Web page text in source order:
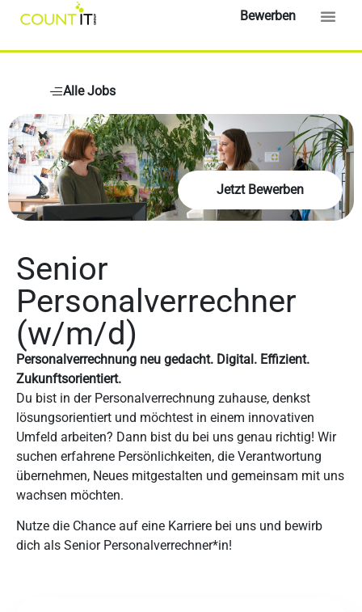
Bewerben
Jetzt Bewerben
Alle Jobs
Senior
Personalverrechner
(w/m/d)
Personalverrechnung neu gedacht. Digital. Effizient.
Zukunftsorientiert.
Du bist in der Personalverrechnung zuhause, denkst
lösungsorientiert und möchtest in einem innovativen
Umfeld arbeiten? Dann bist du bei uns genau richtig! Wir
suchen erfahrene Persönlichkeiten, die Verantwortung
übernehmen, Neues mitgestalten und gemeinsam mit uns
wachsen möchten.
Nutze die Chance auf eine Karriere bei uns und bewirb
dich als Senior Personalverrechner*in!